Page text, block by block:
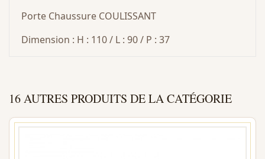
Porte Chaussure COULISSANT
Dimension : H : 110 / L : 90 / P : 37
16 AUTRES PRODUITS DE LA CATÉGORIE